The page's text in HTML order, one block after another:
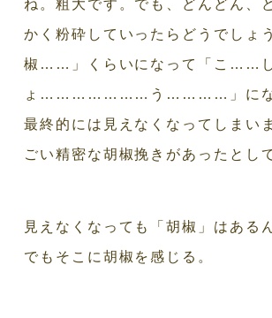
ね。粗大です。でも、どんどん、
かく粉砕していったらどうでしょ
椒……」くらいになって「こ……
ょ…………………う…………」に
最終的には見えなくなってしまい
ごい精密な胡椒挽きがあったとし
見えなくなっても「胡椒」はある
でもそこに胡椒を感じる。